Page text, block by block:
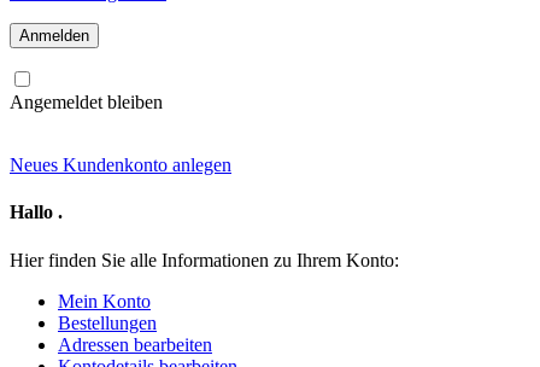
Angemeldet bleiben
Neues Kundenkonto anlegen
Hallo .
Hier finden Sie alle Informationen zu Ihrem Konto:
Mein Konto
Bestellungen
Adressen bearbeiten